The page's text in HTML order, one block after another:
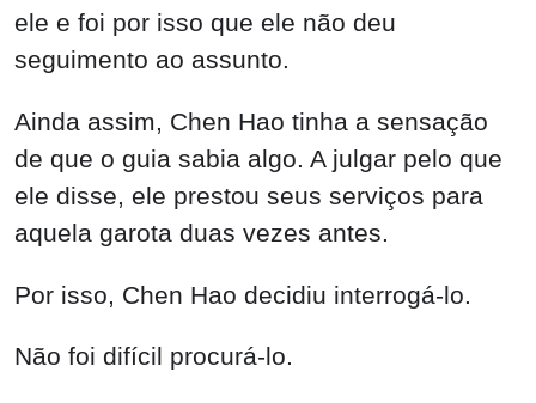
ele e foi por isso que ele não deu
seguimento ao assunto.
Ainda assim, Chen Hao tinha a sensação
de que o guia sabia algo. A julgar pelo que
ele disse, ele prestou seus serviços para
aquela garota duas vezes antes.
Por isso, Chen Hao decidiu interrogá-lo.
Não foi difícil procurá-lo.